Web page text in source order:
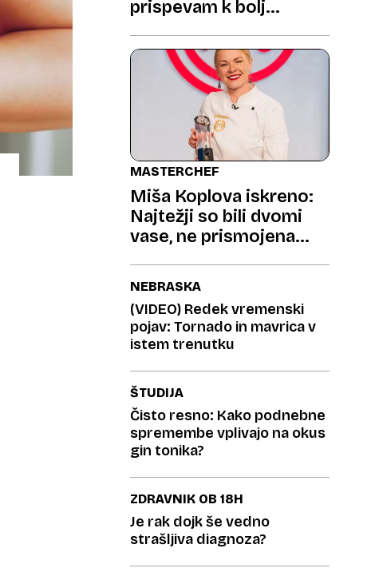
prispevam k bolj
MASTERCHEF
Miša Koplova iskreno:
Najtežji so bili dvomi
vase, ne prismojena
NEBRASKA
(VIDEO) Redek vremenski
pojav: Tornado in mavrica v
istem trenutku
ŠTUDIJA
Čisto resno: Kako podnebne
spremembe vplivajo na okus
gin tonika?
ZDRAVNIK OB 18H
Je rak dojk še vedno
strašljiva diagnoza?